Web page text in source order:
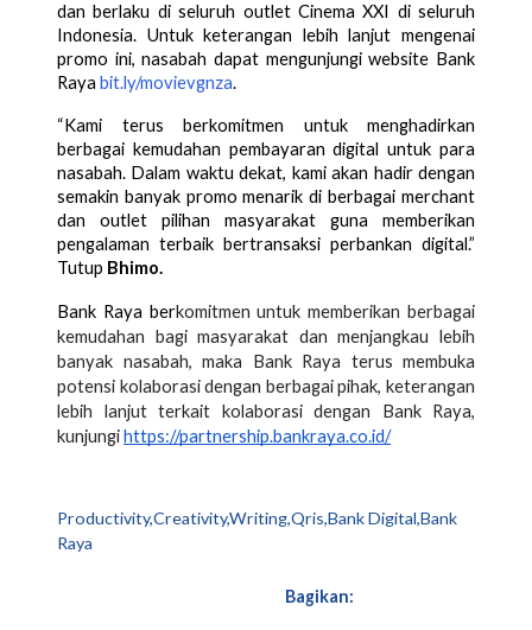
dan berlaku di seluruh outlet Cinema XXI di seluruh
Indonesia. Untuk keterangan lebih lanjut mengenai
promo ini, nasabah dapat mengunjungi website Bank
Raya bit.ly/movievgnza.
“Kami terus berkomitmen untuk menghadirkan
berbagai kemudahan pembayaran digital untuk para
nasabah. Dalam waktu dekat, kami akan hadir dengan
semakin banyak promo menarik di berbagai merchant
dan outlet pilihan masyarakat guna memberikan
pengalaman terbaik bertransaksi perbankan digital.”
Tutup Bhimo.
Bank Raya berkomitmen untuk memberikan berbagai
kemudahan bagi masyarakat dan menjangkau lebih
banyak nasabah, maka Bank Raya terus membuka
potensi kolaborasi dengan berbagai pihak, keterangan
lebih lanjut terkait kolaborasi dengan Bank Raya,
kunjungi https://partnership.bankraya.co.id/
Productivity,Creativity,Writing,Qris,Bank Digital,Bank
Raya
Bagikan: